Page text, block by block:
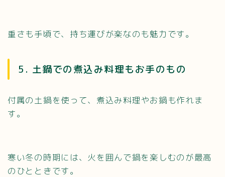
重さも手頃で、持ち運びが楽なのも魅力です。
5. 土鍋での煮込み料理もお手のもの
付属の土鍋を使って、煮込み料理やお鍋も作れま
す。
寒い冬の時期には、火を囲んで鍋を楽しむのが最高
のひとときです。